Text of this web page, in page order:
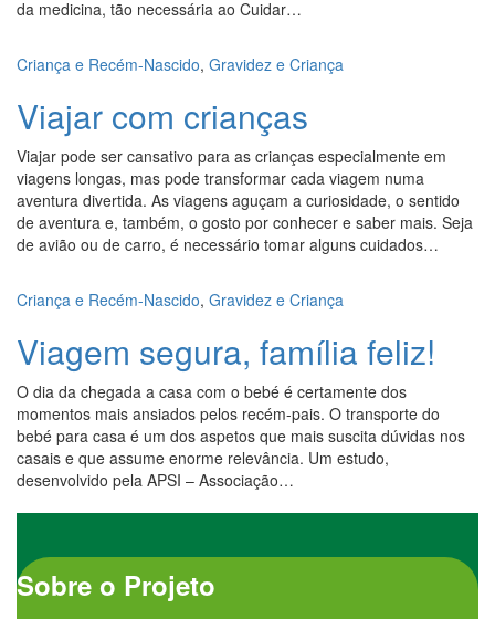
da medicina, tão necessária ao Cuidar…
Criança e Recém-Nascido, Gravidez e Criança
Viajar com crianças
Viajar pode ser cansativo para as crianças especialmente em
viagens longas, mas pode transformar cada viagem numa
aventura divertida. As viagens aguçam a curiosidade, o sentido
de aventura e, também, o gosto por conhecer e saber mais. Seja
de avião ou de carro, é necessário tomar alguns cuidados…
Criança e Recém-Nascido, Gravidez e Criança
Viagem segura, família feliz!
O dia da chegada a casa com o bebé é certamente dos
momentos mais ansiados pelos recém-pais. O transporte do
bebé para casa é um dos aspetos que mais suscita dúvidas nos
casais e que assume enorme relevância. Um estudo,
desenvolvido pela APSI – Associação…
Sobre o Projeto